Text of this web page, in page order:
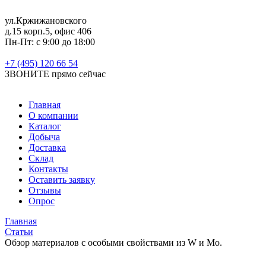
ул.Кржижановского
д.15 корп.5, офис 406
Пн-Пт: с 9:00 до 18:00
+7 (495) 120 66 54
ЗВОНИТЕ прямо сейчас
Главная
О компании
Каталог
Добыча
Доставка
Склад
Контакты
Оставить заявку
Отзывы
Опрос
Главная
Статьи
Обзор материалов с особыми свойствами из W и Mo.